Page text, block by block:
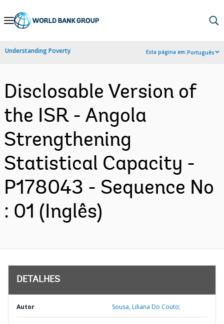
Skip
Navigation
Understanding Poverty Esta página em:Português
Disclosable Version of
the ISR - Angola
Strengthening
Statistical Capacity -
P178043 - Sequence No
: 01 (Inglês)
DETALHES
Autor Sousa, Liliana Do Couto;